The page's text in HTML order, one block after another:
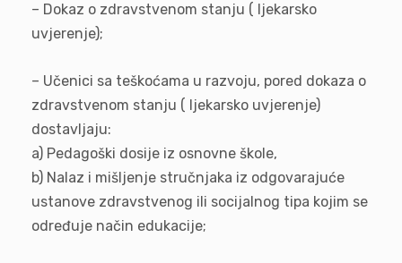
– Dokaz o zdravstvenom stanju ( ljekarsko
uvjerenje);
– Učenici sa teškoćama u razvoju, pored dokaza o
zdravstvenom stanju ( ljekarsko uvjerenje)
dostavljaju:
a) Pedagoški dosije iz osnovne škole,
b) Nalaz i mišljenje stručnjaka iz odgovarajuće
ustanove zdravstvenog ili socijalnog tipa kojim se
određuje način edukacije;